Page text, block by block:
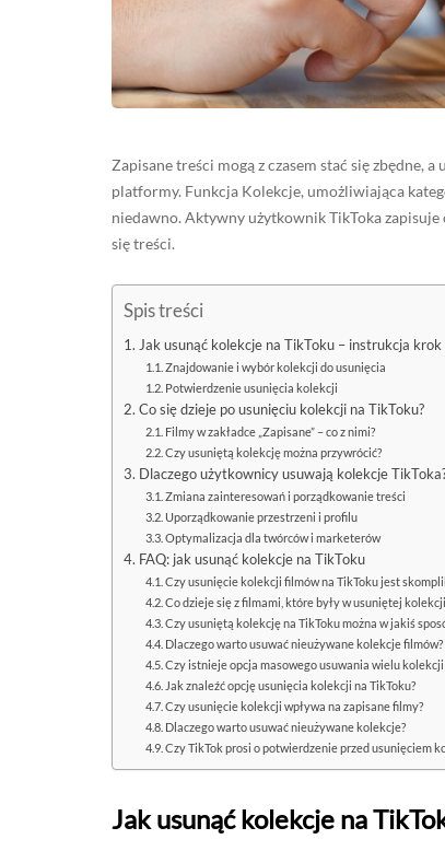
Zapisane treści mogą z czasem stać się zbędne,
platformy. Funkcja Kolekcje, umożliwiająca
niedawno. Aktywny użytkownik TikToka
się treści.
Spis treści
Jak usunąć kolekcje na TikToku – instrukcja
Znajdowanie i wybór kolekcji do usunięcia
Potwierdzenie usunięcia kolekcji
Co się dzieje po usunięciu kolekcji na TikToku?
Filmy w zakładce „Zapisane” – co z nimi?
Czy usuniętą kolekcję można przywrócić?
Dlaczego użytkownicy usuwają kolekcje
Zmiana zainteresowań i porządkowanie treści
Uporządkowanie przestrzeni i profilu
Optymalizacja dla twórców i marketerów
FAQ: jak usunąć kolekcje na TikToku
Czy usunięcie kolekcji filmów na TikToku jest
Co dzieje się z filmami, które były w usuniętej
Czy usuniętą kolekcję na TikToku można w jakiś
Dlaczego warto usuwać nieużywane kolekcje filmów?
Czy istnieje opcja masowego usuwania wielu kolekcji
Jak znaleźć opcję usunięcia kolekcji na TikToku?
Czy usunięcie kolekcji wpływa na zapisane filmy?
Dlaczego warto usuwać nieużywane kolekcje?
Czy TikTok prosi o potwierdzenie przed usunięciem
Jak usunąć kolekcje na